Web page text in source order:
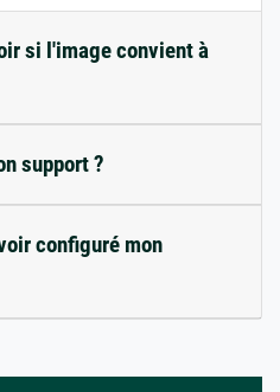
si l'image convient à
support ?
configuré mon